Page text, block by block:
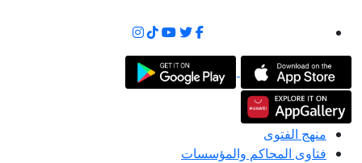
منهج الفتوى
فتاوى المحاكم والمؤسسات